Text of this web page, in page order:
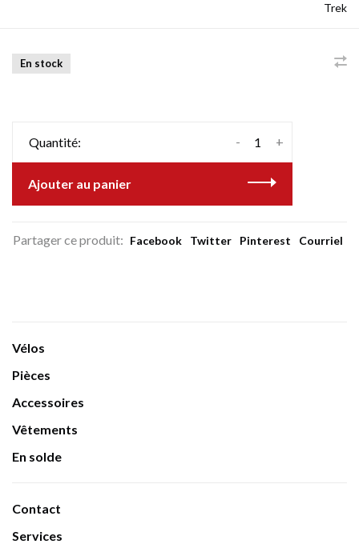
Trek
En stock
Quantité: +
-
Ajouter au panier
Partager ce produit: Facebook Twitter Pinterest Courriel
Vélos
Pièces
Accessoires
Vêtements
En solde
Contact
Services